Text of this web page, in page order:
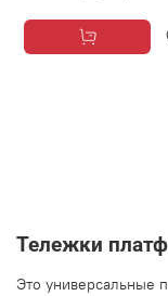
Тележки
Это универсальные